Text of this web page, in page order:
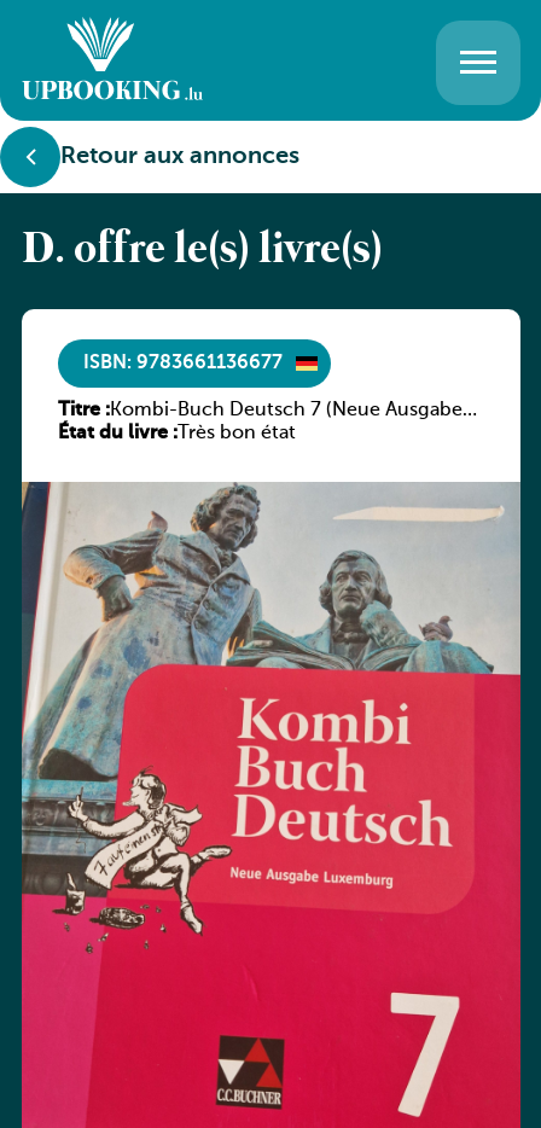
Retour aux annonces
D. offre le(s) livre(s)
ISBN: 9783661136677
Titre :Kombi-Buch Deutsch 7 (Neue Ausgabe
Luxemburg)
État du livre :Très bon état